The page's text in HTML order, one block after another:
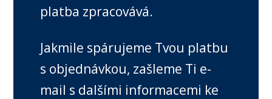
platba zpracovává.
Jakmile spárujeme Tvou platbu
s objednávkou, zašleme Ti e-
mail s dalšími informacemi ke